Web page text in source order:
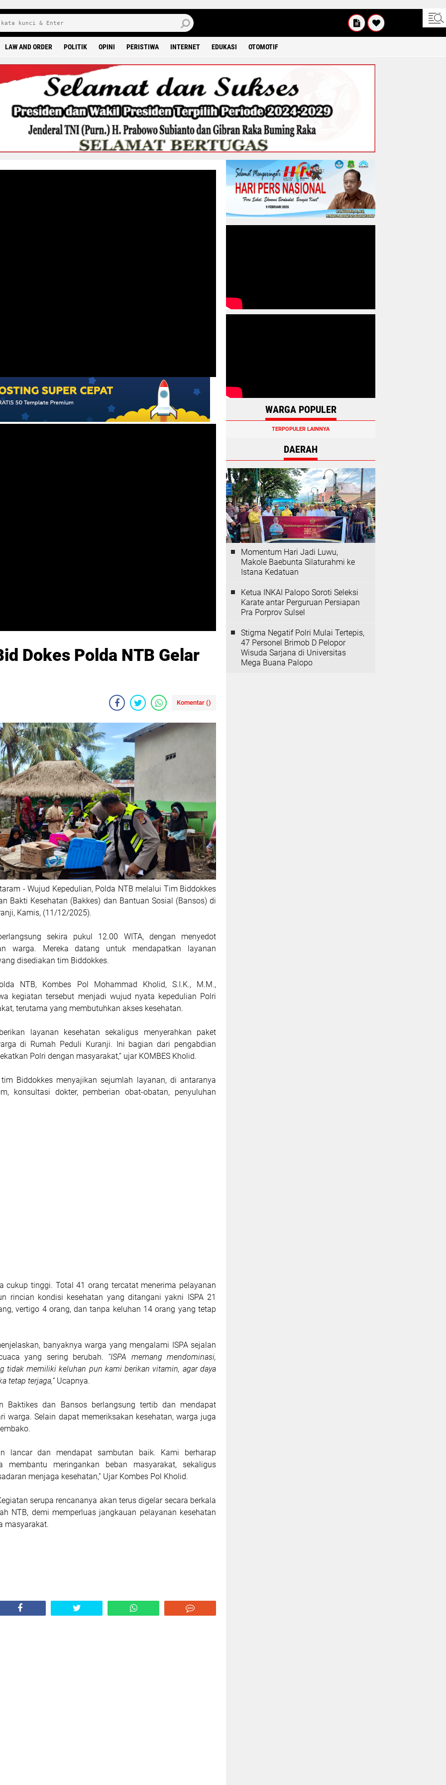
LAW AND ORDER POLITIK OPINI PERISTIWA INTERNET EDUKASI OTOMOTIF
Dokes Polda NTB Gelar
Komentar ()
- Wujud Kepedulian, Polda NTB melalui Tim Biddokkes
Bakti Kesehatan (Bakkes) dan Bantuan Sosial (Bansos) di
Kamis, (11/12/2025).
sekira pukul 12.00 WITA, dengan menyedot
warga. Mereka datang untuk mendapatkan layanan
disediakan tim Biddokkes.
NTB, Kombes Pol Mohammad Kholid, S.I.K., M.M.,
kegiatan tersebut menjadi wujud nyata kepedulian Polri
terutama yang membutuhkan akses kesehatan.
layanan kesehatan sekaligus menyerahkan paket
di Rumah Peduli Kuranji. Ini bagian dari pengabdian
Polri dengan masyarakat,” ujar KOMBES Kholid.
Biddokkes menyajikan sejumlah layanan, di antaranya
konsultasi dokter, pemberian obat-obatan, penyuluhan
cukup tinggi. Total 41 orang tercatat menerima pelayanan
rincian kondisi kesehatan yang ditangani yakni ISPA 21
vertigo 4 orang, dan tanpa keluhan 14 orang yang tetap
banyaknya warga yang mengalami ISPA sejalan
yang sering berubah. “ISPA memang mendominasi,
tidak memiliki keluhan pun kami berikan vitamin, agar daya
tetap terjaga,”Ucapnya.
Baktikes dan Bansos berlangsung tertib dan mendapat
warga. Selain dapat memeriksakan kesehatan, warga juga
lancar dan mendapat sambutan baik. Kami berharap
membantu meringankan beban masyarakat, sekaligus
menjaga kesehatan,” Ujar Kombes Pol Kholid.
serupa rencananya akan terus digelar secara berkala
NTB, demi memperluas jangkauan pelayanan kesehatan
masyarakat.
WARGA POPULER
TERPOPULER LAINNYA
DAERAH
Momentum Hari Jadi Luwu,
Makole Baebunta Silaturahmi ke
Istana Kedatuan
Ketua INKAI Palopo Soroti Seleksi
Karate antar Perguruan Persiapan
Pra Porprov Sulsel
Stigma Negatif Polri Mulai Tertepis,
47 Personel Brimob D Pelopor
Wisuda Sarjana di Universitas
Mega Buana Palopo